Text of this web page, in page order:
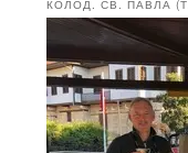
КОЛОД. СВ. ПАВЛА